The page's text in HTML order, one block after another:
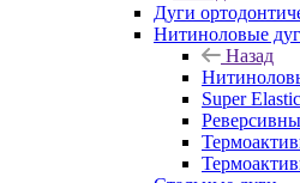
Дуги
Нитиноловые
Назад
Super Elastic